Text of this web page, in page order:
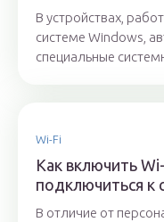
В устройствах,
системе Windows,
специальные
Wi-Fi
Как включить
подключиться к
В отличие от